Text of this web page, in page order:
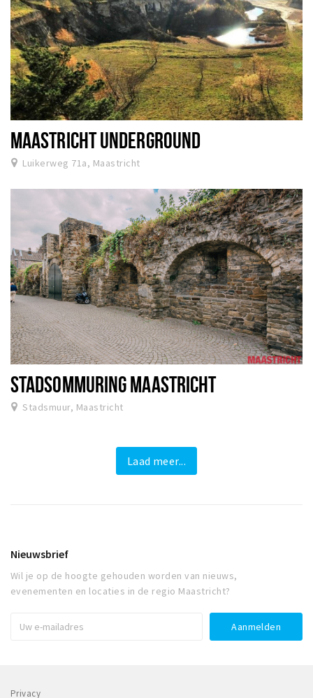
MAASTRICHT UNDERGROUND
Luikerweg 71a, Maastricht
STADSOMMURING MAASTRICHT
Stadsmuur, Maastricht
Laad meer...
Nieuwsbrief
Wil je op de hoogte gehouden worden van nieuws,
evenementen en locaties in de regio Maastricht?
Privacy